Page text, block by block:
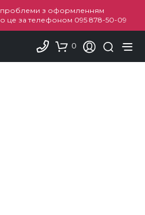
проблеми з оформленням
це за телефоном 095 878-50-09
0